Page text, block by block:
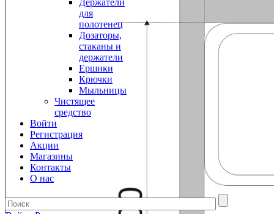
для
полотенец
Дозаторы,
стаканы и
держатели
Ершики
Крючки
Мыльницы
Чистящее
средство
Войти
Регистрация
Акции
Магазины
Контакты
О нас